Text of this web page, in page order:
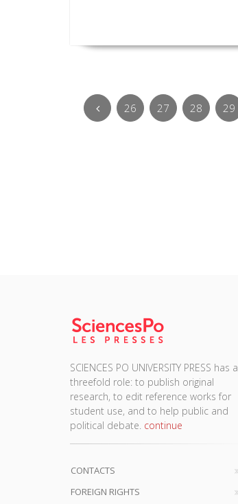
26 27 28 29
SCIENCES PO UNIVERSITY PRESS has a
threefold role: to publish original
research, to edit reference works for
student use, and to help public and
political debate. continue
CONTACTS
FOREIGN RIGHTS